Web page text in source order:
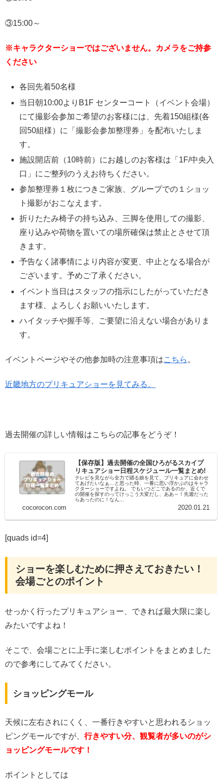
③15:00～
※キャラクターショーではございません。カメラをご持参
ください
各回先着50名様
当日朝10:00よりB1F センターコート（イベント会場）
にて撮影会参加ご希望のお客様には、先着150組様(各
回50組様）に「撮影会参加整理券」を配布いたしま
す。
施設開店前（10時前）にお越しのお客様は「1F/中央入
口」にご整列のうえお待ちください。
参加整理券１枚につきご家族、グループでの１ショッ
ト撮影がおこなえます。
折りたたみ椅子の持ち込み、三脚を使用しての撮影、
座り込みや荷物を置いての場所確保は禁止とさせて頂
きます。
予告なく諸事情により内容が変更、中止となる場合が
ございます。予めご了承ください。
イベント当日はスタッフの指示にしたがっていただき
ます様、よろしくお願いいたします。
ハイタッチや握手等、ご要望に沿えない場合がありま
す。
イベントページやその他参加時の注意事項はこちら 。
近畿地方のプリキュアショーを見てみる。
過去開催の詳しい情報はこちらの記事をどうぞ！
【保存版】過去開催の全国ひろがるスカイプ
リキュアショー日程スケジュール一覧まとめ!
テレビを見ながら全力で踊る娘を見て、プリキュアに会わせ
てあげたいなぁ…と思った時、一番に思い浮かぶのはキャラ
クターショーですよね。 でもいつどこであるのか、近くで
の開催を探すのってけっこう大変だし、ああ～！先週だった
らあったのに！なん...
cocorocon.com 2020.01.21
[quads id=4]
ショーを楽しむために押さえておきたい！
会場ごとのポイント
せっかく行ったプリキュアショー、できれば最大限に楽し
みたいですよね！
そこで、会場ごとに上手に楽しむポイントをまとめました
ので参考にしてみてください。
ショッピングモール
天候に左右されにくく、一番行きやすいと思われるショッ
ピングモールですが、 行きやすい分、観覧者が多いのがシ
ョッピングモールです！
ポイントとしては